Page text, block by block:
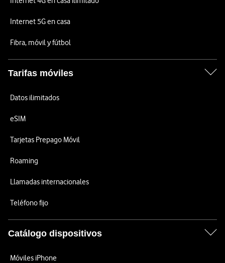
Internet 5G en casa
Fibra, móvil y fútbol
Tarifas móviles
Datos ilimitados
eSIM
Tarjetas Prepago Móvil
Roaming
Llamadas internacionales
Teléfono fijo
Catálogo dispositivos
Móviles iPhone